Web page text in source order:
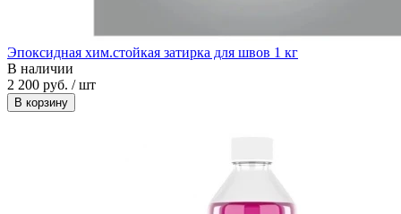
Эпоксидная хим.стойкая затирка для швов 1 кг
В наличии
2 200 руб. / шт
В корзину